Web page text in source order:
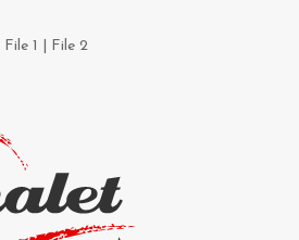
File 1 File 2